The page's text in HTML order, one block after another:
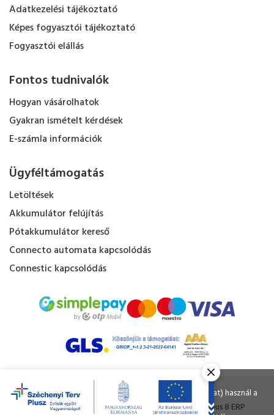
Adatkezelési tájékoztató
Képes fogyasztói tájékoztató
Fogyasztói elállás
Fontos tudnivalók
Hogyan vásárolhatok
Gyakran ismételt kérdések
E-számla információk
Ügyféltámogatás
Letöltések
Akkumulátor felújítás
Pótakkumulátor kereső
Connecto automata kapcsolódás
Connestic kapcsolódás
Kapacitás Kft. © Minden jog fenntartva.
Tervezte és készítette:Vision-Software, azOctopus 8 ERP
Ahogy a legtöbb weboldal, a miénk is sütiket (cookie-kat) használ a
nagyobb felhasználói élmény érdekében.